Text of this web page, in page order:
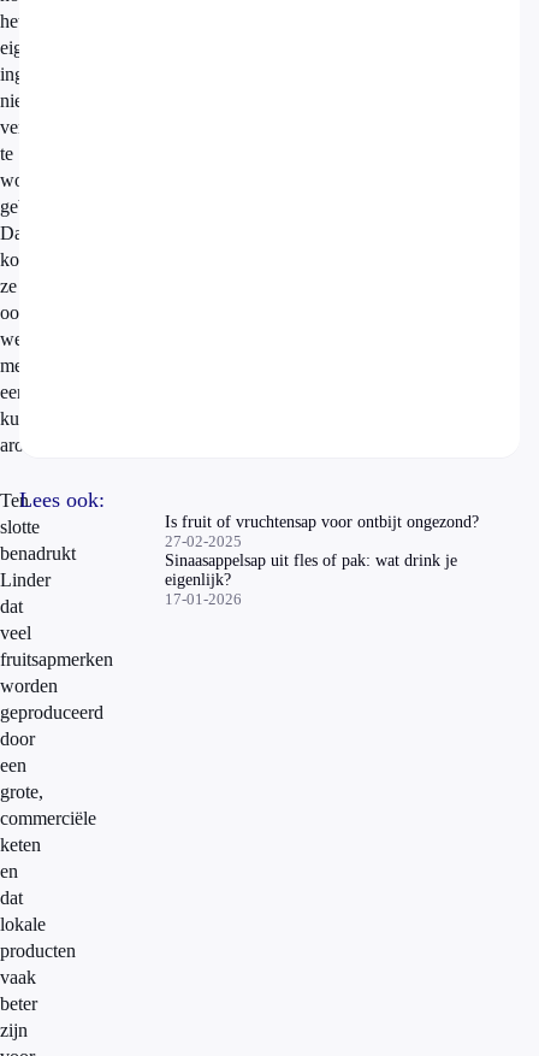
het
eigenlijke
ingrediënt
niet
vers
te
worden
gebruikt.
Dan
komen
ze
ook
weg
met
een
kunstmatig
aroma.”
Ten
slotte
benadrukt
Linder
dat
veel
fruitsapmerken
worden
geproduceerd
door
een
grote,
commerciële
keten
en
dat
lokale
producten
vaak
beter
zijn
Lees ook:
Is fruit of vruchtensap voor ontbijt ongezond?
27-02-2025
Sinaasappelsap uit fles of pak: wat drink je
eigenlijk?
17-01-2026